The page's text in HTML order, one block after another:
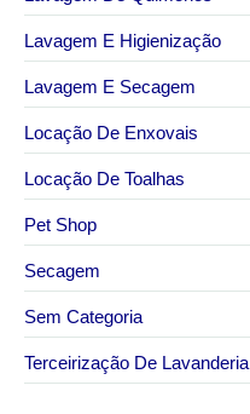
Lavagem E Higienização
Lavagem E Secagem
Locação De Enxovais
Locação De Toalhas
Pet Shop
Secagem
Sem Categoria
Terceirização De Lavanderia